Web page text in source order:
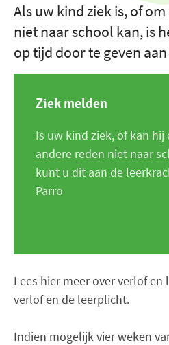
Als uw kind ziek is, of
niet naar school kan, is
op tijd door te geven
Ziek melden
Is uw kind ziek, of kan hij
andere reden niet naar
kunt u dit aan de
Parro
Lees hier meer over verlof en
verlof en de leerplicht.
Indien mogelijk vier weken